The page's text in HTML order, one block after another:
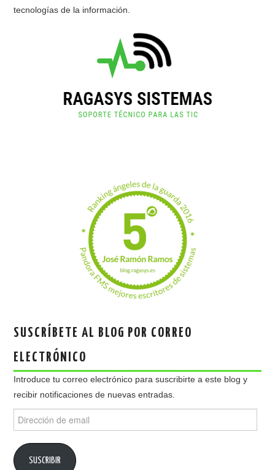
tecnologías de la información.
SUSCRÍBETE AL BLOG POR CORREO
ELECTRÓNICO
Introduce tu correo electrónico para suscribirte a este blog y
recibir notificaciones de nuevas entradas.
de
SUSCRIBIR